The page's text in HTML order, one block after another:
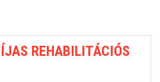
REHABILITÁCIÓS